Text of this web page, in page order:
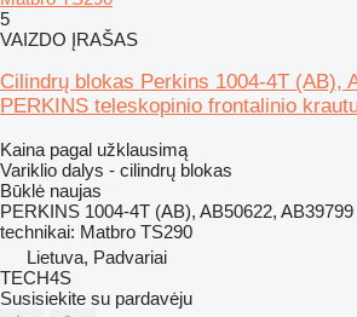
5
VAIZDO ĮRAŠAS
Cilindrų blokas Perkins 1004-4T (AB),
PERKINS teleskopinio frontalinio
Kaina pagal užklausimą
Variklio dalys - cilindrų blokas
Būklė naujas
PERKINS 1004-4T (AB), AB50622,
technikai: Matbro TS290
Lietuva, Padvariai
TECH4S
Susisiekite su pardavėju